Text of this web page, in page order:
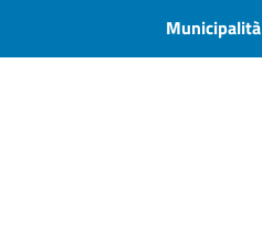
Municipalità